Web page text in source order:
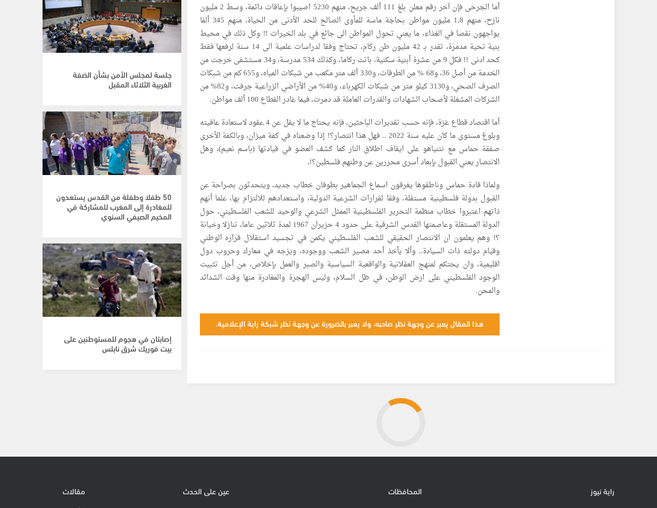
أما الجرحى فإن آخر رقم معلن بلغ 111 ألف جريح، منهم 5230 اصيبوا بإعاقات دائمة، وسط 2 مليون
نازح، منهم 1,8 مليون مواطن بحاجة ماسة للمأوى الصالح للحد الأدنى من الحياة، منهم 345 ألفا
يواجهون نقصا في الغذاء، ما يعني تحول المواطن الى جائع في بلد الخيرات !! وكل ذلك في محيط
بنية تحية مدمرة، تقدر بـ 42 مليون طن ركام، تحتاج وفقا لدراسات علمية الى 14 سنة لرفعها فقط
كحد ادنى !! فكل 9 من عشرة أبنية سكنية، باتت ركاما، وكذلك 534 مدرسة، و34 مستشفى خرجت من
الخدمة من أصل 36، و68 % من الطرقات، و330 ألف متر مكعب من شبكات المياه، و655 كم من شبكات
الصرف الصحي، و3130 كيلو متر من شبكات الكهرباء، و40% من الأراضي الزراعية جرفت، و82% من
الشركات المشغلة لأصحاب الشهادات والقدرات العاملة قد دمرت، فيما غادر القطاع 100 ألف مواطن.
أما اقتصاد قطاع غزة، فإنه حسب تقديرات الباحثين، فإنه يحتاج ما لا يقل عن 4 عقود لاستعادة عافيته
وبلوغ مستوى ما كان عليه سنة 2022 .. فهل هذا انتصار؟! إذا وضعناه في كفة ميزان، وبالكفة الأخرى
صفقة حماس مع نتنياهو على ايقاف اطلاق النار كما كشف العضو في قيادتها (باسم نعيم)، وهل
الانتصار يعني القبول بإبعاد أسرى محررين عن وطنهم فلسطين؟!،
ولماذا قادة حماس وناطقوها يغرقون اسماع الجماهير بطوفان خطاب جديد، ويتحدثون بصراحة عن
القبول بدولة فلسطينية مستقلة، وفقا لقرارات الشرعية الدولية، واستعدادهم للالتزام بها، علما أنهم
ذاتهم اعتبروا خطاب منظمة التحرير الفلسطينية الممثل الشرعي والوحيد للشعب الفلسطيني، حول
الدولة المستقلة وعاصمتها القدس الشرقية على حدود 4 حزيران 1967 لمدة ثلاثين عاما، تنازلا وخيانة
؟! وهم يعلمون ان الانتصار الحقيقي للشعب الفلسطيني يكمن في تجسيد استقلال قراره الوطني
وقيام دولته ذات السيادة.. وألا يأخذ أحد مصير الشعب ووجوده، ويزجه في معارك وحروب دول
اقليمية، وان يحتكم لمنهج العقلانية والواقعية السياسية والصبر والعمل بإخلاص، من أجل تثبيت
الوجود الفلسطيني على ارض الوطن، في ظل السلام، وليس الهجرة والمغادرة منها وقت الشدائد
والمحن.
هذا المقال يعبر عن وجهة نظر صاحبه، ولا يعبر بالضرورة عن وجهة نظر شبكة راية الإعلامية.
جلسة لمجلس الأمن بشأن الضفة
الغربية الثلاثاء المقبل
50 طفلا وطفلة من القدس يستعدون
للمغادرة إلى المغرب للمشاركة في
المخيم الصيفي السنوي
إصابتان في هجوم للمستوطنين على
بيت فوريك شرق نابلس
راية نيوز المحافظات عين على الحدث مقالات